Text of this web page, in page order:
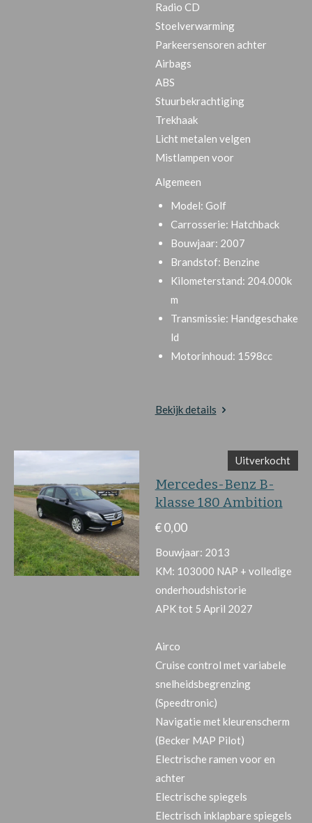
Radio CD
Stoelverwarming
Parkeersensoren achter
Airbags
ABS
Stuurbekrachtiging
Trekhaak
Licht metalen velgen
Mistlampen voor
Algemeen
Model: Golf
Carrosserie: Hatchback
Bouwjaar: 2007
Brandstof: Benzine
Kilometerstand: 204.000k
m
Transmissie: Handgeschake
ld
Motorinhoud: 1598cc
Bekijk details
Uitverkocht
Mercedes-Benz B-
klasse 180 Ambition
€ 0,00
Bouwjaar: 2013
KM: 103000 NAP + volledige
onderhoudshistorie
APK tot 5 April 2027
Airco
Cruise control met variabele
snelheidsbegrenzing
(Speedtronic)
Navigatie met kleurenscherm
(Becker MAP Pilot)
Electrische ramen voor en
achter
Electrische spiegels
Electrisch inklapbare spiegels